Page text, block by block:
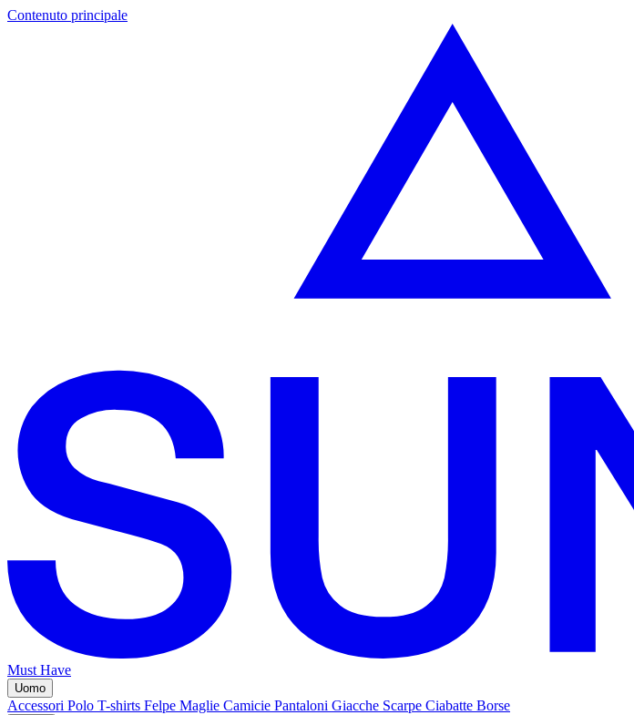
Contenuto principale
Must Have
Uomo
Accessori Polo T-shirts Felpe Maglie Camicie Pantaloni Giacche Scarpe Ciabatte Borse